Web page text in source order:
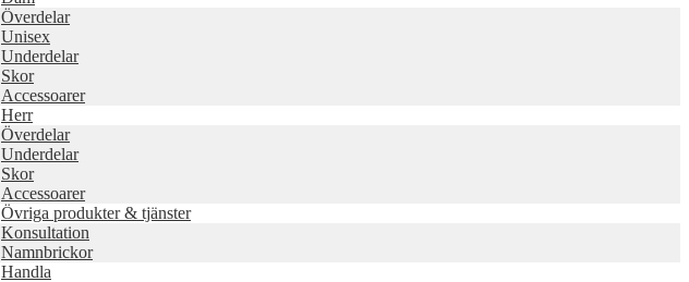
Överdelar
Unisex
Underdelar
Skor
Accessoarer
Herr
Överdelar
Underdelar
Skor
Accessoarer
Övriga produkter & tjänster
Konsultation
Namnbrickor
Handla